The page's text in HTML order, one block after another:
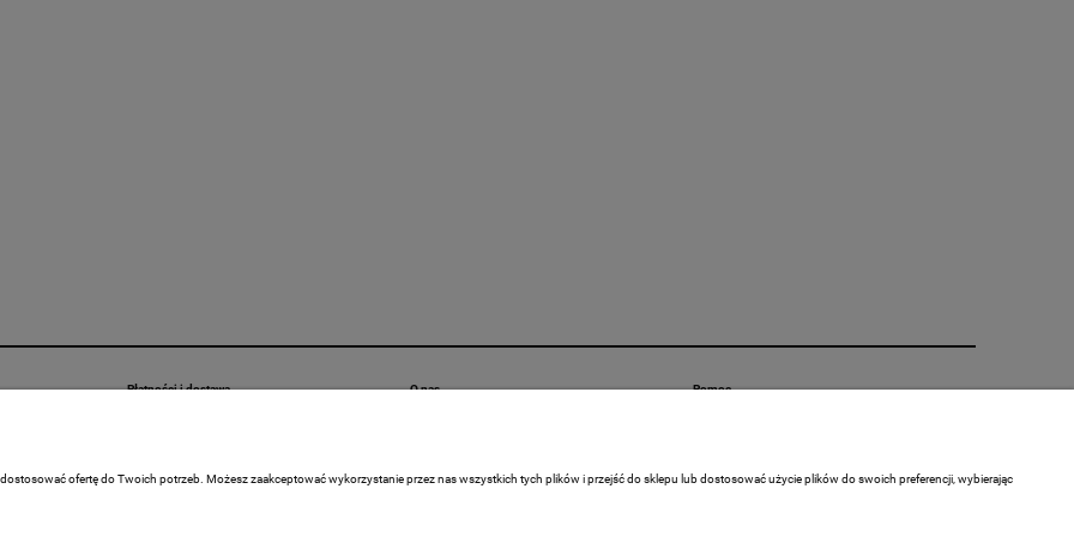
Płatności i dostawa O nas Pomoc
ofertę do Twoich potrzeb. Możesz zaakceptować wykorzystanie przez nas wszystkich tych plików i przejść do sklepu lub dostosować użycie plików do swoich preferencji, wybierając